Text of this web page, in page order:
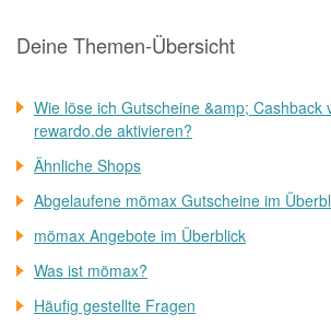
Deine Themen-Übersicht
Wie löse ich Gutscheine &amp; Cashback
rewardo.de aktivieren?
Ähnliche Shops
Abgelaufene mömax Gutscheine im
mömax Angebote im Überblick
Was ist mömax?
Häufig gestellte Fragen